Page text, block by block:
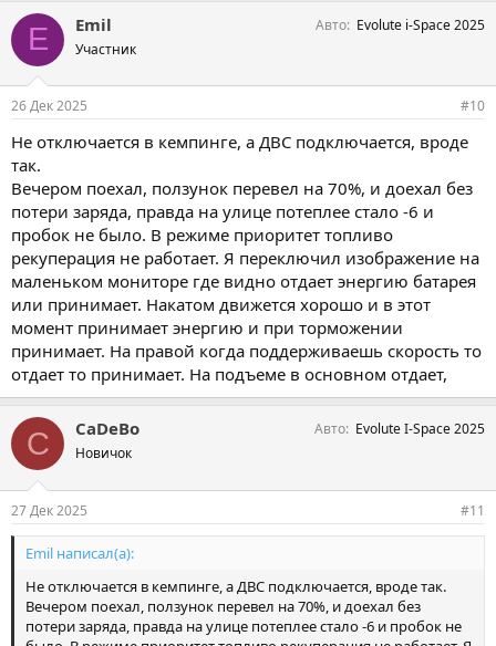
п
т
:
E Emil
Участник
Авто Evolute i-Space 2025
26 Дек 2025 #10
Не отключается в кемпинге, а ДВС подключается, вроде
так.
Вечером поехал, ползунок перевел на 70%, и доехал без
потери заряда, правда на улице потеплее стало -6 и
пробок не было. В режиме приоритет топливо
рекуперация не работает. Я переключил изображение на
маленьком мониторе где видно отдает энергию батарея
или принимает. Накатом движется хорошо и в этот
момент принимает энергию и при торможении
принимает. На правой когда поддерживаешь скорость то
отдает то принимает. На подъеме в основном отдает,
C CaDeBo
Новичок
Авто Evolute I-Space 2025
27 Дек 2025 #11
Emil написал(а):
Не отключается в кемпинге, а ДВС подключается, вроде так.
Вечером поехал, ползунок перевел на 70%, и доехал без
потери заряда, правда на улице потеплее стало -6 и пробок не